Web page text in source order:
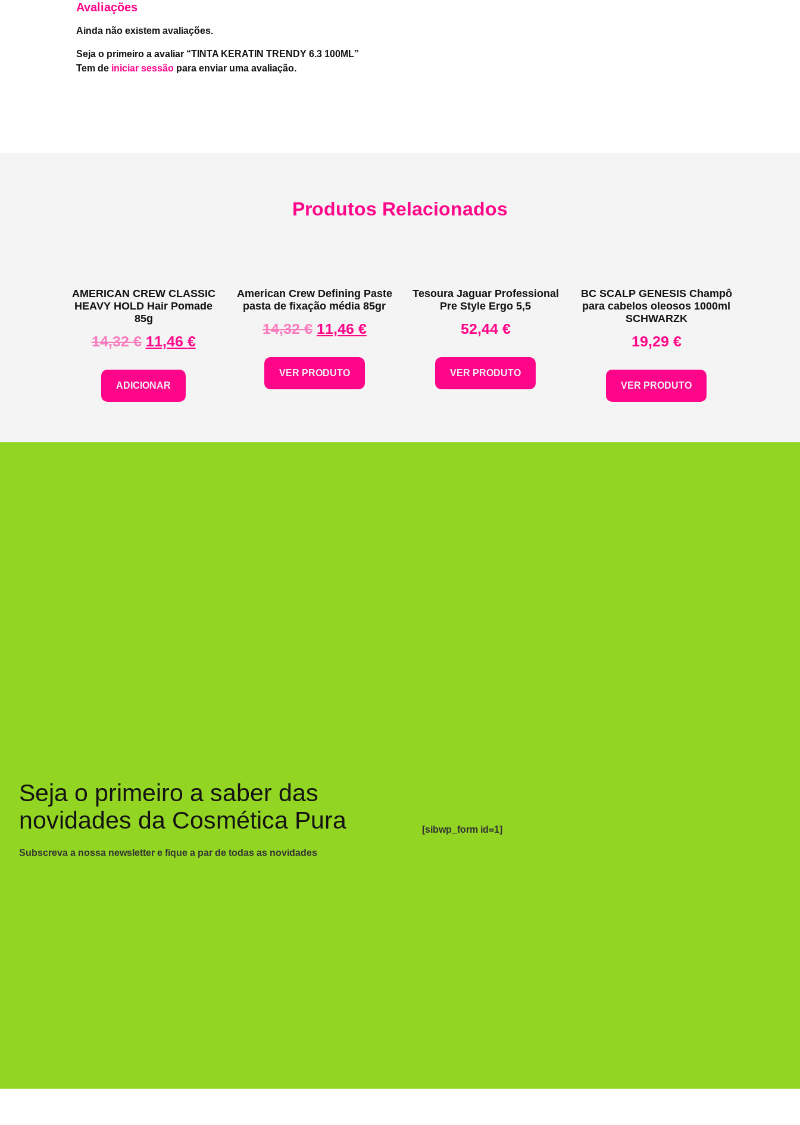
Avaliações
Ainda não existem avaliações.
Seja o primeiro a avaliar “TINTA KERATIN TRENDY 6.3 100ML”
Tem de iniciar sessãopara enviar uma avaliação.
Produtos Relacionados
AMERICAN CREW CLASSIC
HEAVY HOLD Hair Pomade
85g
14,32€ 11,46 €
ADICIONAR
American Crew Defining Paste
pasta de fixação média 85gr
14,32€ 11,46 €
VER PRODUTO
Tesoura Jaguar Professional
Pre Style Ergo 5,5
52,44 €
VER PRODUTO
BC SCALP GENESIS Champô
para cabelos oleosos 1000ml
SCHWARZK
19,29 €
VER PRODUTO
Seja o primeiro a saber das
novidades da Cosmética Pura
Subscreva a nossa newsletter e fique a par de todas as novidades
[sibwp_form id=1]